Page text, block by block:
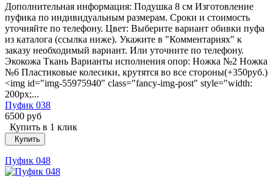
Дополнительная информация: Подушка 8 см Изготовление
пуфика по индивидуальным размерам. Сроки и стоимость
уточняйте по телефону. Цвет: Выберите вариант обивки пуфа
из каталога (ссылка ниже). Укажите в "Комментариях" к
заказу необходимый вариант. Или уточните по телефону.
Экокожа Ткань Варианты исполнения опор: Ножка №2 Ножка
№6 Пластиковые колесики, крутятся во все стороны(+350руб.)
<img id="img-55975940" class="fancy-img-post" style="width:
200px;...
Пуфик 038
6500 руб
Купить в 1 клик
Купить
Пуфик 048